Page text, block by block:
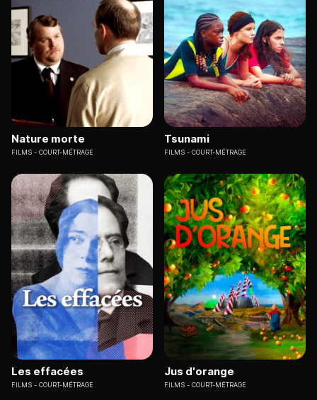
Nature morte
FILMS COURT-MÉTRAGE
Tsunami
FILMS COURT-MÉTRAGE
Les effacées
FILMS COURT-MÉTRAGE
Jus d'orange
FILMS COURT-MÉTRAGE